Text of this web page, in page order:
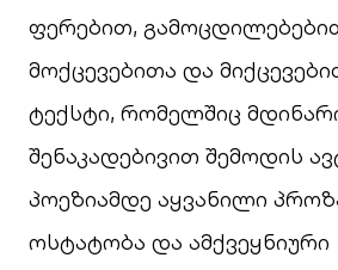
ფერებით,
მოქცევებითა და
ტექსტი, რომელშიც
შენაკადებივით შემოდის
პოეზიამდე აყვანილი
ოსტატობა და ამქვეყნიური